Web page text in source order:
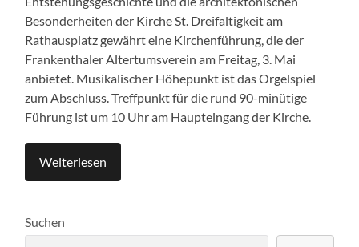
Besonderheiten der Kirche St. Dreifaltigkeit am
Rathausplatz gewährt eine Kirchenführung, die der
Frankenthaler Altertumsverein am Freitag, 3. Mai
anbietet. Musikalischer Höhepunkt ist das Orgelspiel
zum Abschluss. Treffpunkt für die rund 90-minütige
Führung ist um 10 Uhr am Haupteingang der Kirche.
Weiterlesen
Suchen